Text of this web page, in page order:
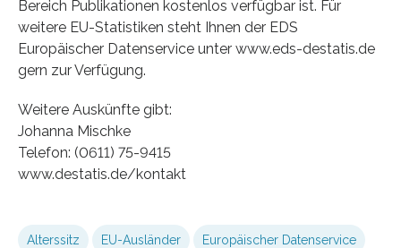
Bereich Publikationen kostenlos verfügbar ist. Für
weitere EU-Statistiken steht Ihnen der EDS
Europäischer Datenservice unter www.eds-destatis.de
gern zur Verfügung.
Weitere Auskünfte gibt:
Johanna Mischke
Telefon: (0611) 75-9415
www.destatis.de/kontakt
Alterssitz EU-Ausländer Europäischer Datenservice